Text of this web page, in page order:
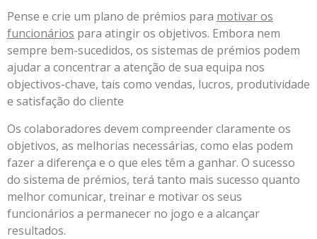
Pense e crie um plano de prémios para motivar os
funcionários para atingir os objetivos. Embora nem
sempre bem-sucedidos, os sistemas de prémios podem
ajudar a concentrar a atenção de sua equipa nos
objectivos-chave, tais como vendas, lucros, produtividade
e satisfação do cliente
Os colaboradores devem compreender claramente os
objetivos, as melhorias necessárias, como elas podem
fazer a diferença e o que eles têm a ganhar. O sucesso
do sistema de prémios, terá tanto mais sucesso quanto
melhor comunicar, treinar e motivar os seus
funcionários a permanecer no jogo e a alcançar
resultados.